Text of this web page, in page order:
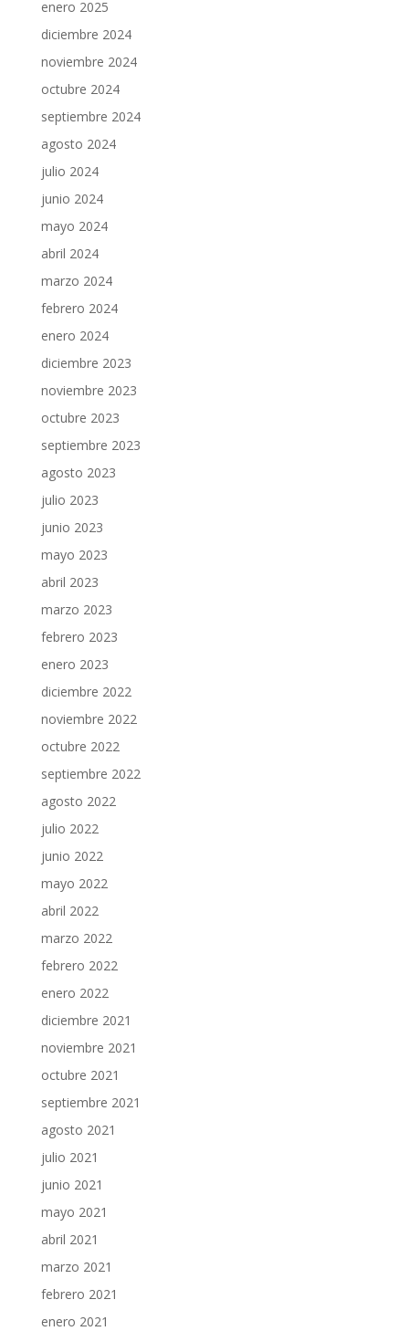
enero 2025
diciembre 2024
noviembre 2024
octubre 2024
septiembre 2024
agosto 2024
julio 2024
junio 2024
mayo 2024
abril 2024
marzo 2024
febrero 2024
enero 2024
diciembre 2023
noviembre 2023
octubre 2023
septiembre 2023
agosto 2023
julio 2023
junio 2023
mayo 2023
abril 2023
marzo 2023
febrero 2023
enero 2023
diciembre 2022
noviembre 2022
octubre 2022
septiembre 2022
agosto 2022
julio 2022
junio 2022
mayo 2022
abril 2022
marzo 2022
febrero 2022
enero 2022
diciembre 2021
noviembre 2021
octubre 2021
septiembre 2021
agosto 2021
julio 2021
junio 2021
mayo 2021
abril 2021
marzo 2021
febrero 2021
enero 2021